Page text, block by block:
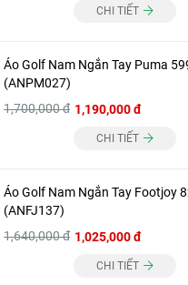
CHI TIẾT
Áo Golf Nam Ngắn Tay Puma
(ANPM027)
1,700,000 đ 1,190,000 đ
CHI TIẾT
Áo Golf Nam Ngắn Tay Footjoy
(ANFJ137)
1,640,000 đ 1,025,000 đ
CHI TIẾT